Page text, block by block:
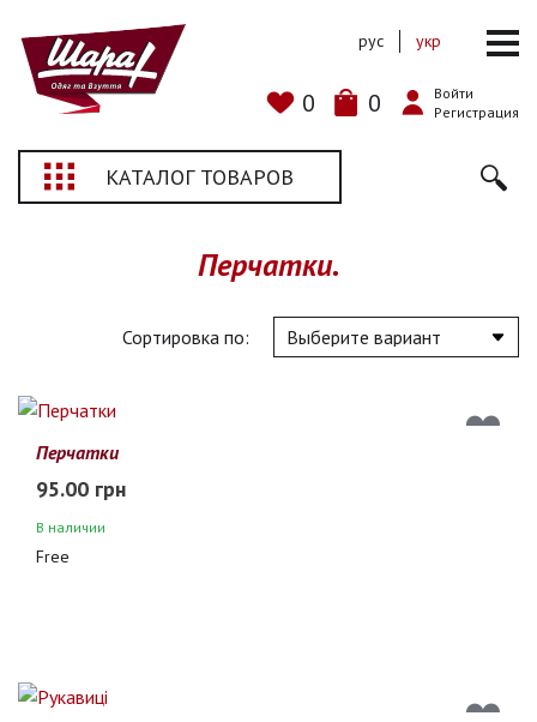
0 0
Войти
Регистрация
рус укр
КАТАЛОГ ТОВАРОВ
Перчатки.
Сортировка по:
Перчатки
95.00 грн
В наличии
Free